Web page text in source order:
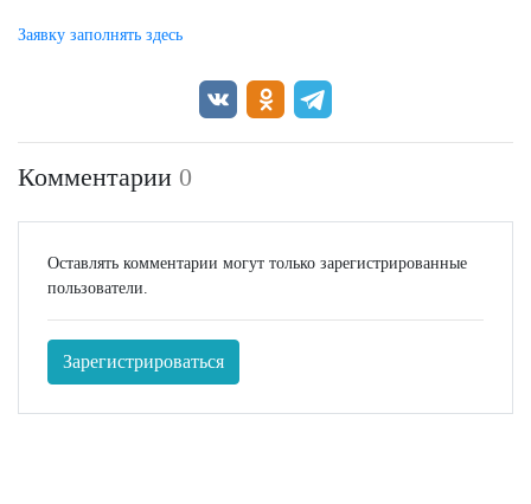
Заявку заполнять здесь
Комментарии 0
Оставлять комментарии могут только зарегистрированные
пользователи.
Зарегистрироваться